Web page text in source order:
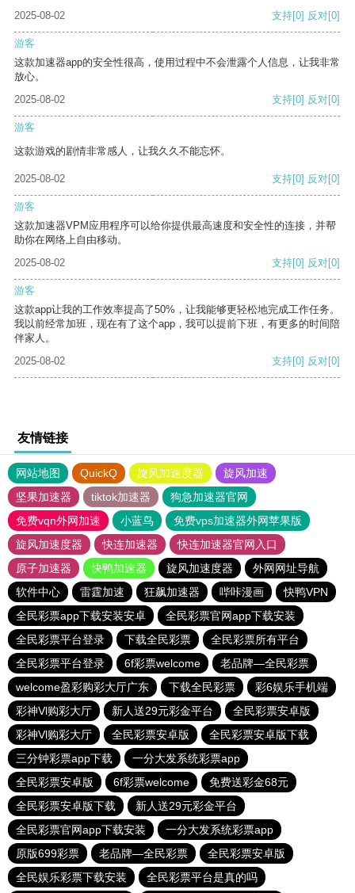
2025-08-02
支持[0] 反对[0]
游客
这款加速器app的安全性很高，使用过程中不会泄露个人信息，让我非常
放心。
2025-08-02
支持[0] 反对[0]
游客
这款游戏的剧情非常感人，让我久久不能忘怀。
2025-08-02 支持[0] 反对[0]
游客
这款加速器VPM应用程序可以给你提供最高速度和安全性的连接，并帮
助你在网络上自由移动。
2025-08-02
支持[0] 反对[0]
游客
这款app让我的工作效率提高了50%，让我能够更轻松地完成工作任务。
我以前经常加班，现在有了这个app，我可以提前下班，有更多的时间陪
伴家人。
2025-08-02
支持[0] 反对[0]
友情链接
网站地图 QuickQ 旋风加速度器
旋风加速
坚果加速器
tiktok加速器
狗急加速器官网
免费vqn外网加速
小蓝鸟
免费vps加速器外网苹果版
旋风加速度器
快连加速器
快连加速器官网入口
原子加速器
快鸭加速器 旋风加速度器
外网网址导航
软件中心
雷霆加速 狂飙加速器 哔咔漫画
快鸭VPN
全民彩票app下载安装安卓
全民彩票官网app下载安装
全民彩票平台登录
下载全民彩票
全民彩票所有平台
全民彩票平台登录
6f彩票welcome
老品牌—全民彩票
welcome盈彩购彩大厅广东
下载全民彩票
彩6娱乐手机端
彩神Vl购彩大厅
新人送29元彩金平台
全民彩票安卓版
彩神Vl购彩大厅
全民彩票安卓版
全民彩票安卓版下载
三分钟彩票app下载
一分大发系统彩票app
全民彩票安卓版
6f彩票welcome
免费送彩金68元
全民彩票安卓版下载
新人送29元彩金平台
全民彩票官网app下载安装
一分大发系统彩票app
原版699彩票
老品牌—全民彩票
全民彩票安卓版
全民娱乐彩票下载安装
全民彩票平台是真的吗